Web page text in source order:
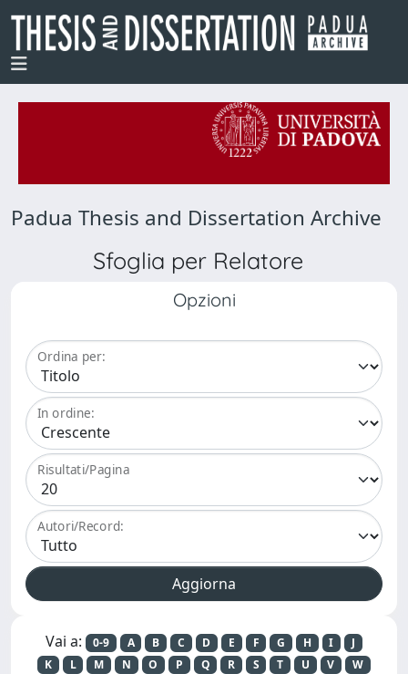
Padua Thesis and Dissertation Archive
Sfoglia per Relatore
Opzioni
Ordina per:
In ordine:
Risultati/Pagina
Autori/Record:
Vai a: 0-9 A B C D E F G H I
J
K
L M N O P Q R S T U V
W